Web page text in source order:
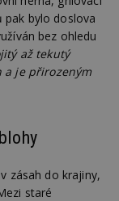
pak bylo doslova
bez ohledu
až tekutý
a je přirozeným
zásah do krajiny,
staré